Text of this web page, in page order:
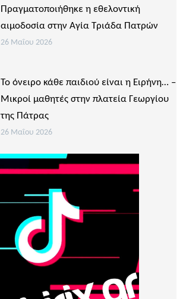
Πραγματοποιήθηκε η εθελοντική
αιμοδοσία στην Αγία Τριάδα Πατρών
26 Μαΐου 2026
Το όνειρο κάθε παιδιού είναι η Ειρήνη… –
Μικροί μαθητές στην πλατεία Γεωργίου
της Πάτρας
26 Μαΐου 2026